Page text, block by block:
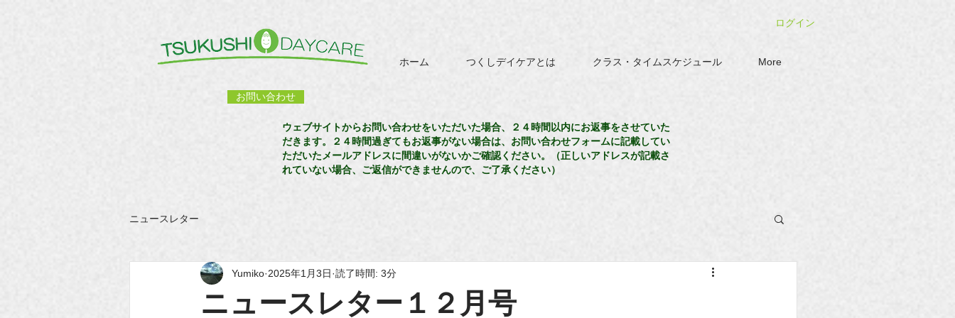
ホーム つくしデイケアとは クラス・タイムスケジュール More
お問い合わせ
ログイン
ウェブサイトからお問い合わせをいただいた場合、２４時間以内にお返事をさせていた
だきます。２４時間過ぎてもお返事がない場合は、お問い合わせフォームに記載してい
ただいたメールアドレスに間違いがないかご確認ください。（正しいアドレスが記載さ
れていない場合、ご返信ができませんので、ご了承ください）
ニュースレター
ニュースレター１２月号
Yumiko 2025年1月3日 読了時間: 3分